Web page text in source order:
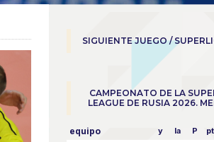
SIGUIENTE JUEGO /
CAMPEONATO DE LA
LEAGUE DE RUSIA 2026.
equipo y la P